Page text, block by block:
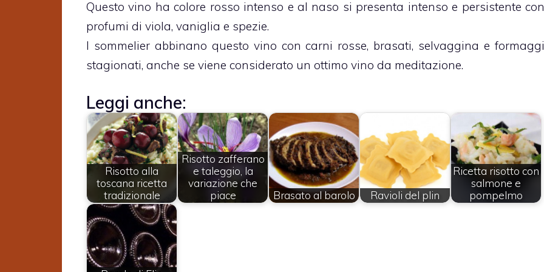
Questo vino ha colore rosso intenso e al naso si presenta intenso e persistente con
profumi di viola, vaniglia e spezie.
I sommelier abbinano questo vino con carni rosse, brasati, selvaggina e formaggi
stagionati, anche se viene considerato un ottimo vino da meditazione.
Leggi anche:
Risotto alla
toscana ricetta
tradizionale
Risotto zafferano
e taleggio, la
variazione che
piace
Brasato al barolo Ravioli del plin
Ricetta risotto con
salmone e
pompelmo